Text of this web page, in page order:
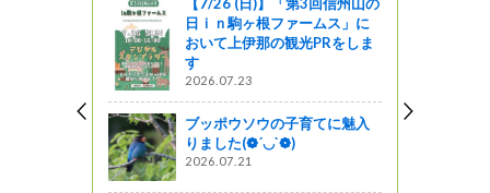
【7/26 (日)】「第3回信州山の
日ｉｎ駒ヶ根ファームス」に
おいて上伊那の観光PRをしま
す
2026.07.23
ブッポウソウの子育てに魅入
りました(❁´◡`❁)
2026.07.21